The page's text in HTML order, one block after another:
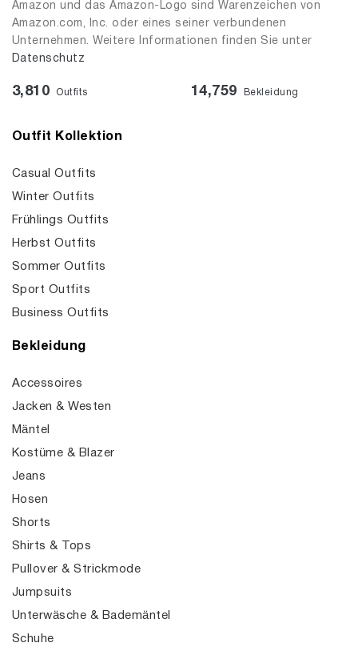
Amazon und das Amazon-Logo sind Warenzeichen von
Amazon.com, Inc. oder eines seiner verbundenen
Unternehmen. Weitere Informationen finden Sie unter
Datenschutz
3,810 Outfits 14,759 Bekleidung
Outfit Kollektion
Casual Outfits
Winter Outfits
Frühlings Outfits
Herbst Outfits
Sommer Outfits
Sport Outfits
Business Outfits
Bekleidung
Accessoires
Jacken & Westen
Mäntel
Kostüme & Blazer
Jeans
Hosen
Shorts
Shirts & Tops
Pullover & Strickmode
Jumpsuits
Unterwäsche & Bademäntel
Schuhe